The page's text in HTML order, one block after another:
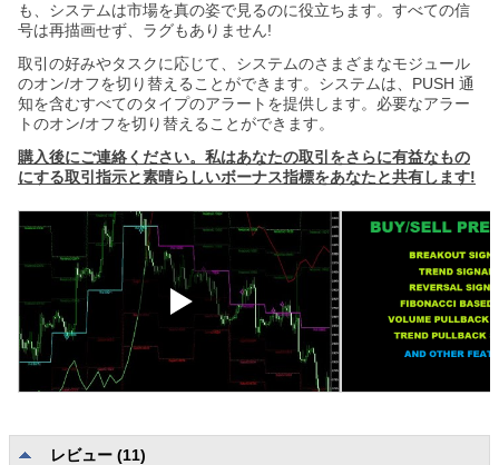
も、システムは市場を真の姿で見るのに役立ちます。すべての信
号は再描画せず、ラグもありません!
取引の好みやタスクに応じて、システムのさまざまなモジュール
のオン/オフを切り替えることができます。システムは、PUSH 通
知を含むすべてのタイプのアラートを提供します。必要なアラー
トのオン/オフを切り替えることができます。
購入後にご連絡ください。私はあなたの取引をさらに有益なもの
にする取引指示と素晴らしいボーナス指標をあなたと共有します!
レビュー (11)